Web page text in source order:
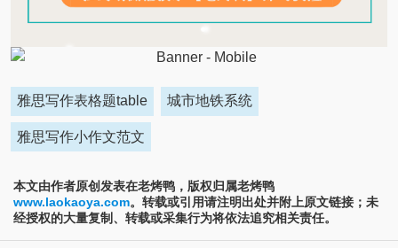
雅思写作表格题table 城市地铁系统
雅思写作小作文范文
本文由作者原创发表在老烤鸭，版权归属老烤鸭
www.laokaoya.com。转载或引用请注明出处并附上原文链接；未
经授权的大量复制、转载或采集行为将依法追究相关责任。